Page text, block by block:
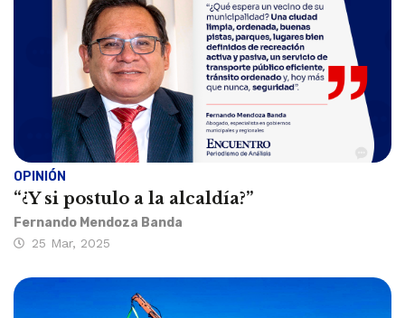
OPINIÓN
“¿Y si postulo a la alcaldía?”
Fernando Mendoza Banda
25 Mar, 2025